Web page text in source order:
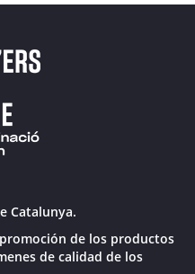
Catalunya.
de los productos
de calidad de los